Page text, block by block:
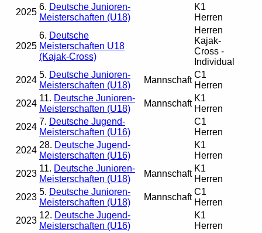
2025
6. Deutsche Junioren-
Meisterschaften (U18)
K1
Herren
2025
6. Deutsche
Meisterschaften U18
(Kajak-Cross)
Herren
Kajak-
Cross -
Individual
2024
5. Deutsche Junioren-
Meisterschaften (U18)
Mannschaft
C1
Herren
2024
11. Deutsche Junioren-
Meisterschaften (U18)
Mannschaft
K1
Herren
2024
7. Deutsche Jugend-
Meisterschaften (U16)
C1
Herren
2024
28. Deutsche Jugend-
Meisterschaften (U16)
K1
Herren
2023
11. Deutsche Junioren-
Meisterschaften (U18)
Mannschaft
K1
Herren
2023
5. Deutsche Junioren-
Meisterschaften (U18)
Mannschaft
C1
Herren
2023
12. Deutsche Jugend-
Meisterschaften (U16)
K1
Herren